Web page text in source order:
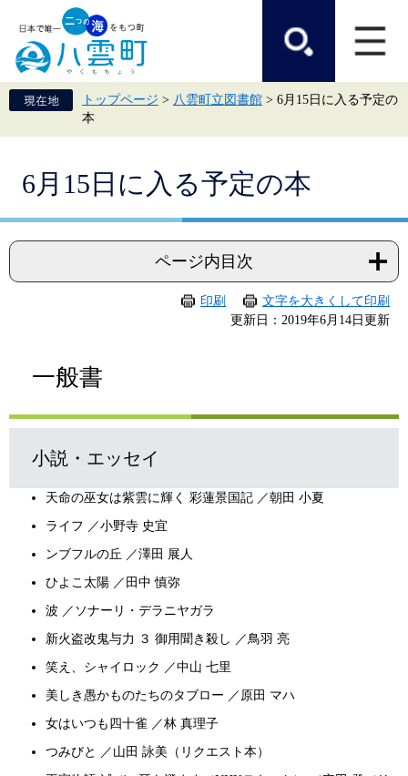
頭
で
飛
ば
て
トップページ > 八雲町立図書館 > 6月15日に入る予定の
本
6月15日に入る予定の本
ページ内目次
印刷
文字を大きくして印刷
更新日：2019年6月14日更新
一般書
小説・エッセイ
天命の巫女は紫雲に輝く 彩蓮景国記 ／朝田 小夏
ライフ ／小野寺 史宜
ンブフルの丘 ／澤田 展人
ひよこ太陽 ／田中 慎弥
波 ／ソナーリ・デラニヤガラ
新火盗改鬼与力 ３ 御用聞き殺し ／鳥羽 亮
笑え、シャイロック ／中山 七里
美しき愚かものたちのタブロー ／原田 マハ
女はいつも四十雀 ／林 真理子
つみびと ／山田 詠美（リクエスト本）